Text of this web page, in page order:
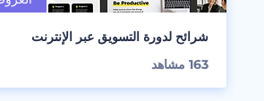
شرائح لدورة التسويق عبر الإنترنت
163 مشاهد